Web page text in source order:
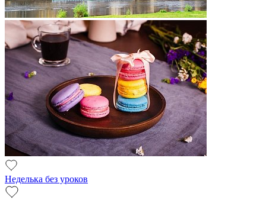
Неделька без уроков